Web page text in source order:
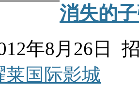
消失的
年8月26日
莱国际影城